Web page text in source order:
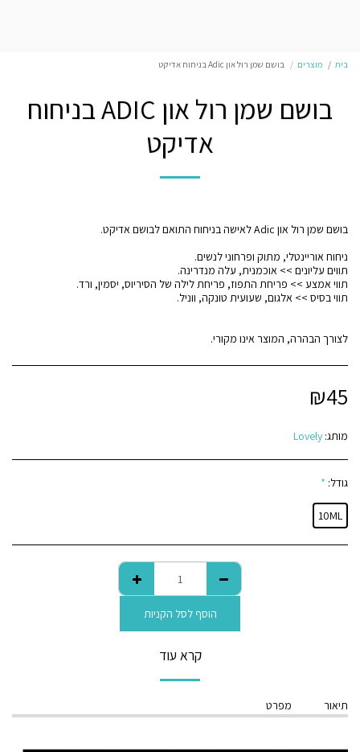
בית מוצרים בושם שמן רול און Adic בניחוח אדיקט
בושם שמן רול און ADIC בניחוח
אדיקט
לצורך הבהרה, המוצר אינו מקורי.
₪45
מותג: Lovely
גודל: *
10ML
הוסף לסל הקניות
קרא עוד
תיאור מפרט